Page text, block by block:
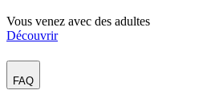
Vous venez avec des adultes
Découvrir
FAQ